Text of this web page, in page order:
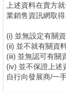
上述資料在賣方
業銷售資訊網取
(i) 並無設定有關
(ii) 並不就有關資
(iii) 並無認可有關
(iv) 並不保證上述
自行向發展商/一